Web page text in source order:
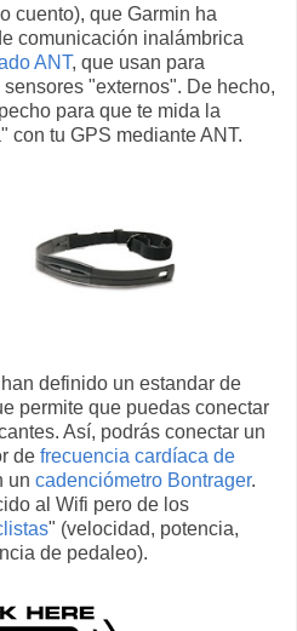
cuento), que Garmin ha
comunicación inalámbrica
ANT, que usan para
"externos". De hecho,
para que te mida la
con tu GPS mediante ANT.
definido un estandar de
permite que puedas conectar
Así, podrás conectar un
de frecuencia cardíaca de
un cadenciómetro Bontrager.
al Wifi pero de los
" (velocidad, potencia,
de pedaleo).